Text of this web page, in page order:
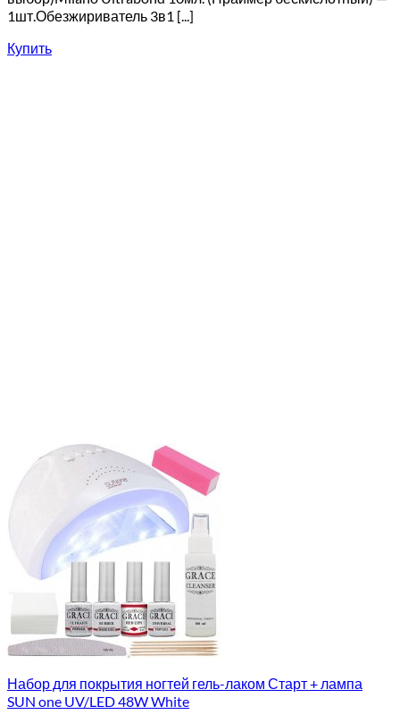
1шт.Обезжириватель 3в1 [...]
Купить
Набор для покрытия ногтей гель-лаком Старт + лампа
SUN one UV/LED 48W White